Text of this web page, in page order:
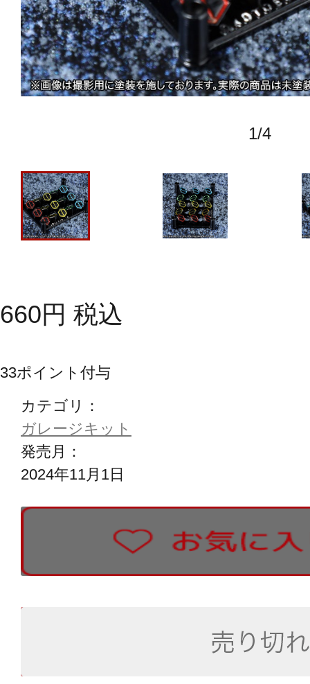
1/4
660円 税込
33ポイント付与
カテゴリ：
ガレージキット
発売月：
2024年11月1日